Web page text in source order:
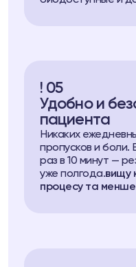
! 05
Удобно и
пациента
Никаких
пропусков и
раз в 10 минут —
уже полгода.вищу
процесу та менше